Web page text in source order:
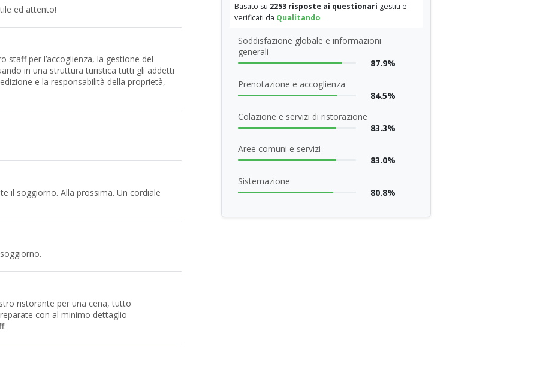
ed attento!
staff per l’accoglienza, la gestione del
in una struttura turistica tutti gli addetti
e la responsabilità della proprietà,
il soggiorno. Alla prossima. Un cordiale
ristorante per una cena, tutto
con al minimo dettaglio
Basato su 2253 risposte ai questionari gestiti e
verificati da Qualitando
Soddisfazione globale e informazioni
generali
87.9%
Prenotazione e accoglienza
84.5%
Colazione e servizi di ristorazione
83.3%
Aree comuni e servizi
83.0%
Sistemazione
80.8%